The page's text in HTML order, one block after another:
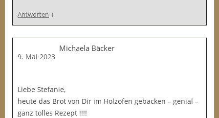
Antworten ↓
Michaela Bäcker
9. Mai 2023
Liebe Stefanie,
heute das Brot von Dir im Holzofen gebacken – genial –
ganz tolles Rezept !!!!